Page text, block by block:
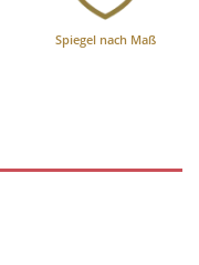
Spiegel nach Maß